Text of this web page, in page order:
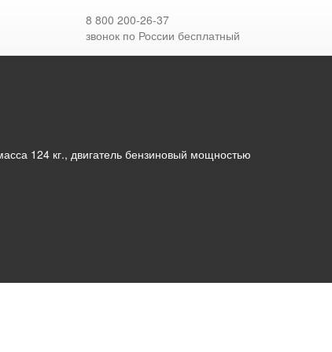
8 800 200-26-37
звонок по России бесплатный
124 кг., двигатель бензиновый мощностью